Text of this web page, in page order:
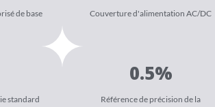
de base Couverture d'alimentation AC/DC
standard
0.5%
Référence de précision de la